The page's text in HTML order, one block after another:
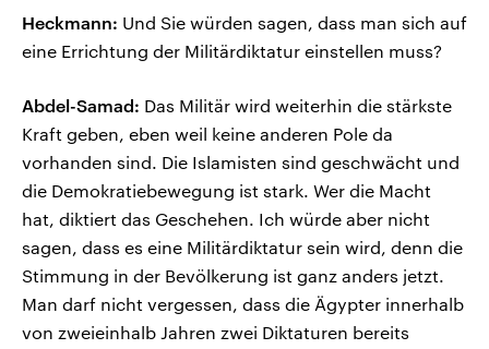
Heckmann: Und Sie würden sagen, dass man sich auf
eine Errichtung der Militärdiktatur einstellen muss?
Abdel-Samad: Das Militär wird weiterhin die stärkste
Kraft geben, eben weil keine anderen Pole da
vorhanden sind. Die Islamisten sind geschwächt und
die Demokratiebewegung ist stark. Wer die Macht
hat, diktiert das Geschehen. Ich würde aber nicht
sagen, dass es eine Militärdiktatur sein wird, denn die
Stimmung in der Bevölkerung ist ganz anders jetzt.
Man darf nicht vergessen, dass die Ägypter innerhalb
von zweieinhalb Jahren zwei Diktaturen bereits